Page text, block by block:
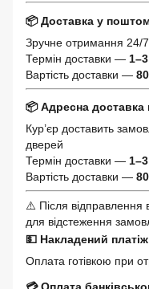
📦 Доставка у
Зручне отримання 24/
Термін доставки —
Вартість доставки —
📦 Адресна
Кур’єр доставить
дверей
Термін доставки —
Вартість доставки —
⚠️ Після
для відстеження
💵 Накладений
Оплата готівкою при